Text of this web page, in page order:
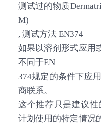
测试过的物质
M)
, 测试方法 EN374
如果以溶剂形式应用
不同于EN
374规定的条件下应
商联系。
这个推荐只是建议
计划使用的特定情况